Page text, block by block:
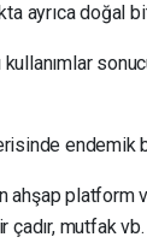
ayrıca doğal
kullanımlar
ahşap platform
çadır, mutfak